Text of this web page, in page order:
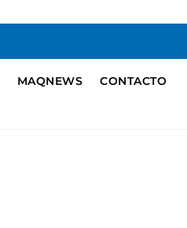
MAQNEWS CONTACTO